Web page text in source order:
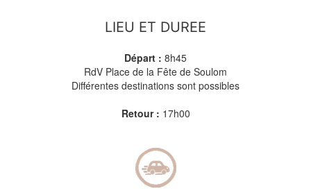
LIEU ET DUREE
Départ : 8h45
RdV Place de la Fête de Soulom
Différentes destinations sont possibles
Retour : 17h00